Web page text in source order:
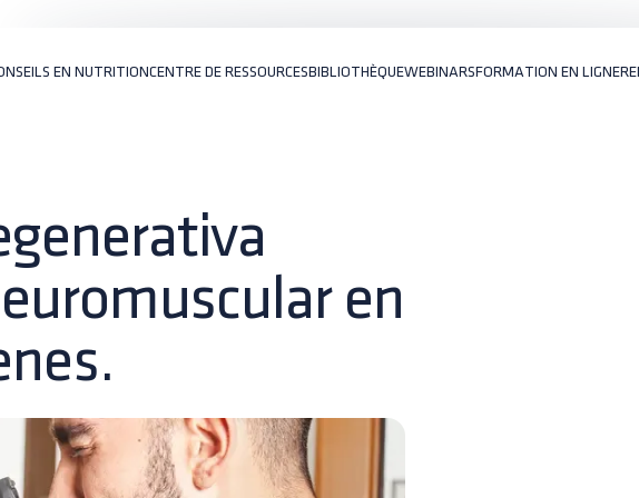
EN NUTRITIONCENTRE DE RESSOURCESBIBLIOTHÈQUEWEBINARSFORMATION EN LIGNE
en